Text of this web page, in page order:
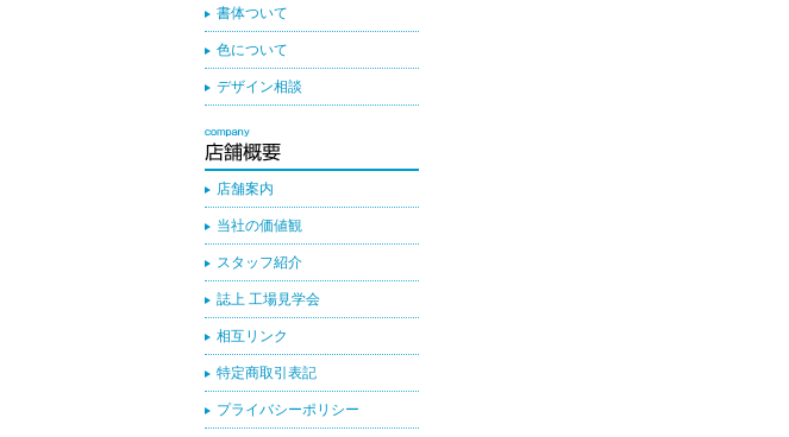
書体ついて
色について
デザイン相談
店舗案内
当社の価値観
スタッフ紹介
誌上 工場見学会
相互リンク
特定商取引表記
プライバシーポリシー